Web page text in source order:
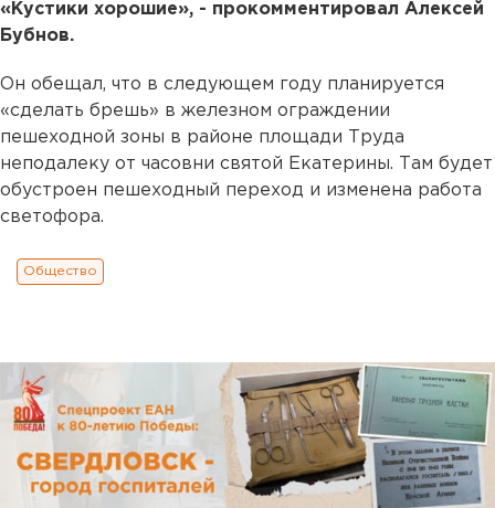
«Кустики хорошие», - прокомментировал Алексей
Бубнов.
Он обещал, что в следующем году планируется
«сделать брешь» в железном ограждении
пешеходной зоны в районе площади Труда
неподалеку от часовни святой Екатерины. Там будет
обустроен пешеходный переход и изменена работа
светофора.
Общество